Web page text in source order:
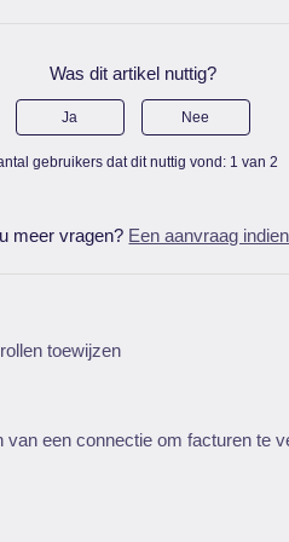
Was dit artikel nuttig?
Ja Nee
gebruikers dat dit nuttig vond: 1 van 2
meer vragen? Een aanvraag
toewijzen
van een connectie om facturen te